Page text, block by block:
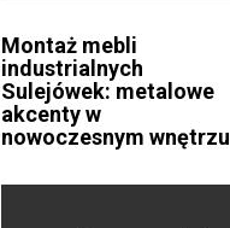
Montaż mebli
industrialnych
Sulejówek: metalowe
akcenty w
nowoczesnym wnętrzu
Nawigacja